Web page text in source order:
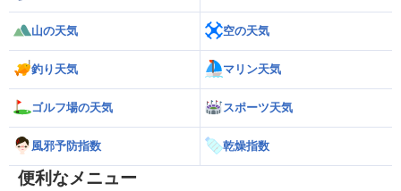
山の天気 空の天気
釣り天気 マリン天気
ゴルフ場の天気 スポーツ天気
風邪予防指数 乾燥指数
便利なメニュー